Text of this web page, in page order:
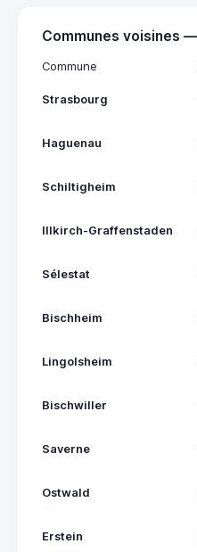
Communes voisines
Commune
Strasbourg
Haguenau
Schiltigheim
Illkirch-Graffenstaden
Sélestat
Bischheim
Lingolsheim
Bischwiller
Saverne
Ostwald
Erstein